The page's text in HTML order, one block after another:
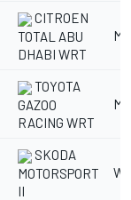
CITROEN
TOTAL ABU
DHABI WRT
M
TOYOTA
GAZOO
RACING WRT
M
SKODA
MOTORSPORT
II